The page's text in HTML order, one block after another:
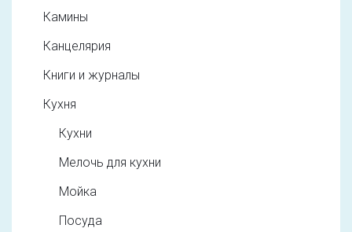
Камины
Канцелярия
Книги и журналы
Кухня
Кухни
Мелочь для кухни
Мойка
Посуда